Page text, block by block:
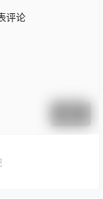
评论